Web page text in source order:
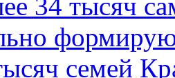
семей